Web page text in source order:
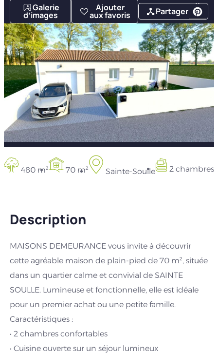
Galerie
d’images
Ajouter
aux favoris Partager
480 m² 70 m² Sainte-Soulle 2 chambres
Description
MAISONS DEMEURANCE vous invite à découvrir
cette agréable maison de plain-pied de 70 m², située
dans un quartier calme et convivial de SAINTE
SOULLE. Lumineuse et fonctionnelle, elle est idéale
pour un premier achat ou une petite famille.
Caractéristiques :
• 2 chambres confortables
• Cuisine ouverte sur un séjour lumineux